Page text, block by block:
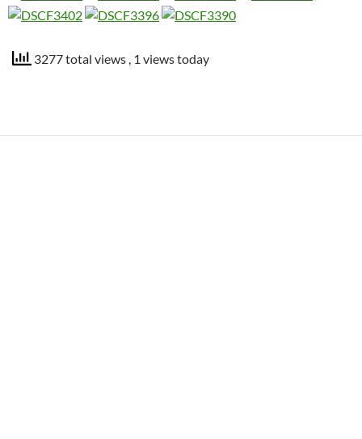
3277 total views , 1 views today